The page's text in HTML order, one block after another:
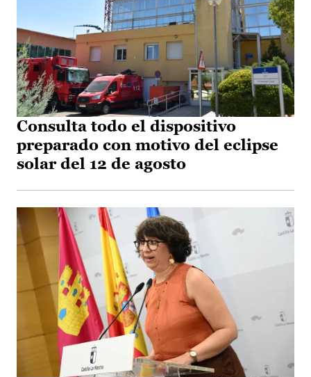
Consulta todo el dispositivo
preparado con motivo del eclipse
solar del 12 de agosto